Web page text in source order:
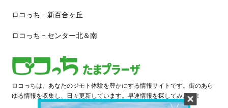
ロコっち – 新百合ヶ丘
ロコっち – センター北＆南
ロコっちは、あなたのジモト体験を豊かにする情報サイトです。街のあら
ゆる情報を収集し、日々更新しています。早速情報を探してみよう！